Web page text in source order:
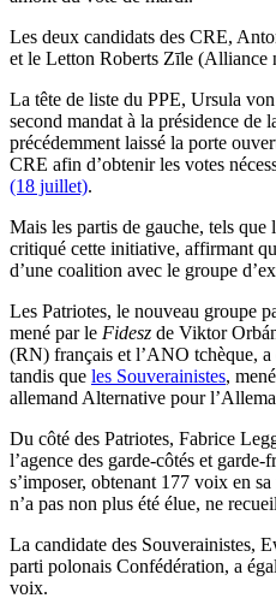
Les deux candidats des CRE,
et le Letton Roberts Zīle (Alliance
La tête de liste du PPE, Ursula
second mandat à la présidence de
précédemment laissé la porte
CRE afin d’obtenir les votes
(18 juillet).
Mais les partis de gauche, tels que
critiqué cette initiative, affirmant
d’une coalition avec le groupe
Les Patriotes, le nouveau groupe
mené par le Fidesz de Viktor
(RN) français et l’ANO tchèque, a
tandis que les Souverainistes,
allemand Alternative pour
Du côté des Patriotes, Fabrice
l’agence des garde-côtés et
s’imposer, obtenant 177 voix en
n’a pas non plus été élue, ne
La candidate des Souverainistes,
parti polonais Confédération, a
voix.